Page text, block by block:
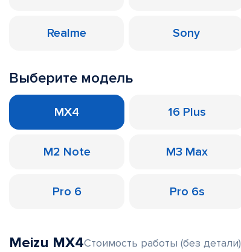
Realme Sony
Выберите модель
MX4 16 Plus
M2 Note M3 Max
Pro 6 Pro 6s
Meizu MX4Стоимость работы (без детали)